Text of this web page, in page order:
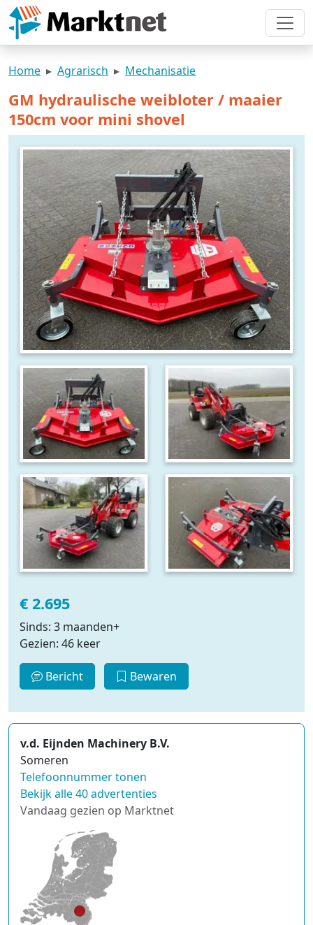
Home Agrarisch Mechanisatie
GM hydraulische weibloter / maaier
150cm voor mini shovel
€ 2.695
Sinds: 3 maanden+
Gezien: 46 keer
Bericht Bewaren
v.d. Eijnden Machinery B.V.
Someren
Telefoonnummer tonen
Bekijk alle 40 advertenties
Vandaag gezien op Marktnet